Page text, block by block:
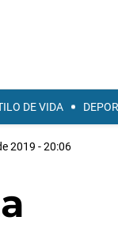
DE VIDA
2019 - 20:06